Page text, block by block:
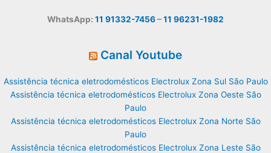
WhatsApp: 11 91332-7456–11 96231-1982
Canal Youtube
Assistência técnica eletrodomésticos Electrolux Zona Sul São Paulo
Assistência técnica eletrodomésticos Electrolux Zona Oeste São
Paulo
Assistência técnica eletrodomésticos Electrolux Zona Norte São
Paulo
Assistência técnica eletrodomésticos Electrolux Zona Leste São